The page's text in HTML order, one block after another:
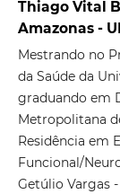
Thiago Vital
Amazonas -
Mestrando no
da Saúde da
graduando em
Metropolitana
Residência em
Funcional/
Getúlio Vargas -